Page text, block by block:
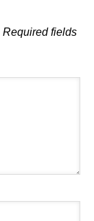
Required fields